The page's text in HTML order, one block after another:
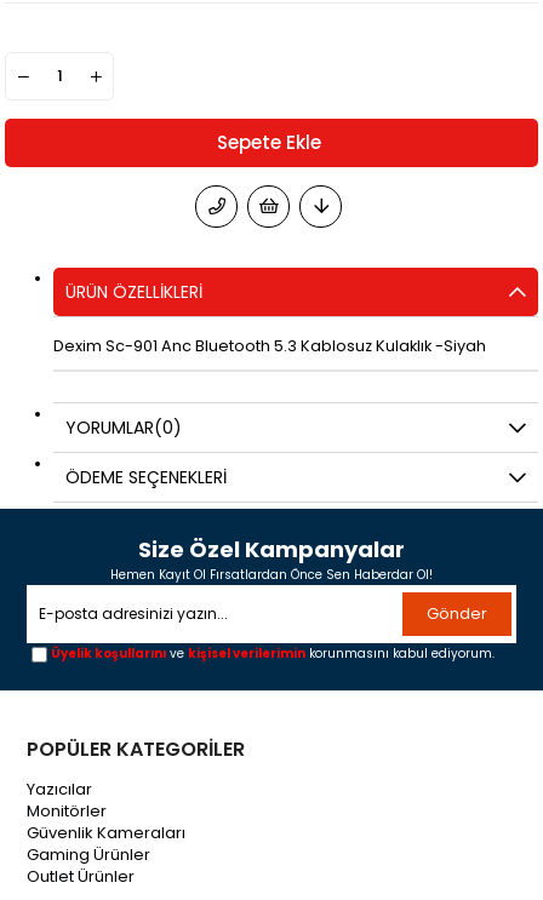
ÜRÜN ÖZELLIKLERI
Dexim Sc-901 Anc Bluetooth 5.3 Kablosuz Kulaklık -Siyah
YORUMLAR(0)
ÖDEME SEÇENEKLERI
Size Özel Kampanyalar
Hemen Kayıt Ol Fırsatlardan Önce Sen Haberdar Ol!
Gönder
Üyelik koşullarını ve kişisel verilerimin korunmasını kabul ediyorum.
POPÜLER KATEGORİLER
Yazıcılar
Monitörler
Güvenlik Kameraları
Gaming Ürünler
Outlet Ürünler